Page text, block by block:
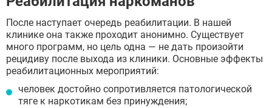
После наступает очередь реабилитации. В нашей
клинике она также проходит анонимно. Существует
много программ, но цель одна — не дать произойти
рецидиву после выхода из клиники. Основные эффекты
реабилитационных мероприятий:
человек достойно сопротивляется патологической
тяге к наркотикам без принуждения;